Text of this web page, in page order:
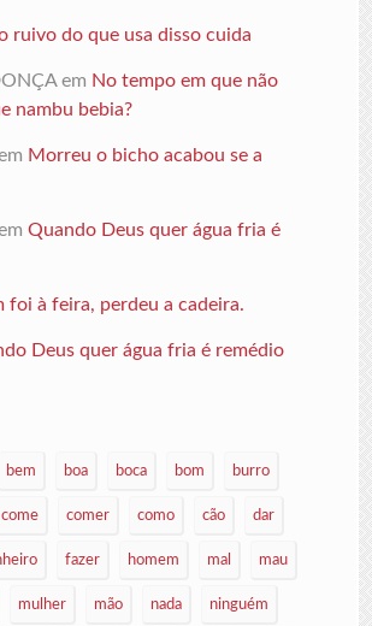
ruivo do que usa disso cuida
em No tempo em que não
nambu bebia?
Morreu o bicho acabou se a
Quando Deus quer água fria é
foi à feira, perdeu a cadeira.
Deus quer água fria é remédio
bem boa boca bom burro
come comer como cão dar
fazer homem mal mau
mulher mão nada ninguém